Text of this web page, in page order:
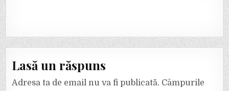
Lasă un răspuns
Adresa ta de email nu va fi publicată. Câmpurile